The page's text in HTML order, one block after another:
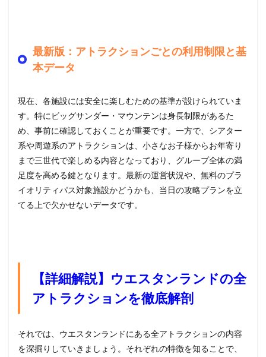
最新版：アトラクションごとの利用制限と基
本データ
現在、各施設には安全に楽しむための基準が設けられていま
す。特にビッグサンダー・マウンテンは身長制限があるた
め、事前に確認しておくことが重要です。一方で、シアター
系や周遊系のアトラクションは、小さなお子様からお年寄り
まで三世代で楽しめる内容となっており、グループ全体の満
足度を高める鍵となります。最新の運営状況や、無料のプラ
イオリティパス対象施設かどうかも、当日の攻略プランを立
てる上で欠かせないデータです。
【詳細解説】ウエスタンランドの全
アトラクションを徹底解剖
それでは、ウエスタンランドにある全アトラクションの内容
を深掘りしていきましょう。それぞれの特徴を知ることで、